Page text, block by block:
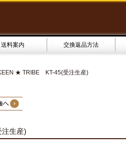
送料案内 交換返品方法
★ TRIBE KT-45(受注生産)
生産)